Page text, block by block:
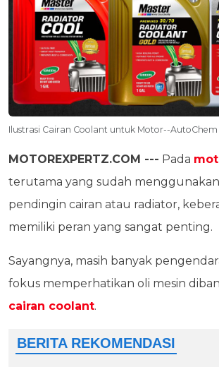
Ilustrasi Cairan Coolant untuk Motor--AutoChem
MOTOREXPERTZ.COM --- Pada
terutama yang sudah menggunakan
pendingin cairan atau radiator,
memiliki peran yang sangat penting.
Sayangnya, masih banyak
fokus memperhatikan oli mesin
cairan coolant.